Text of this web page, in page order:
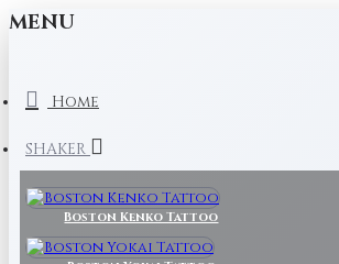
MENU
Home
SHAKER
Boston Kenko Tattoo